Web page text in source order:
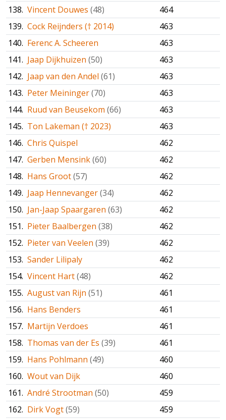
138. Vincent Douwes (48)
464
139. Cock Reijnders († 2014)
463
140. Ferenc A. Scheeren
463
141. Jaap Dijkhuizen (50)
463
142. Jaap van den Andel (61)
463
143. Peter Meininger(70)
463
144. Ruud van Beusekom (66)
463
145. Ton Lakeman († 2023)
463
146. Chris Quispel
462
147. Gerben Mensink(60)
462
148. Hans Groot(57)
462
149. Jaap Hennevanger(34)
462
150. Jan-Jaap Spaargaren (63)
462
151. Pieter Baalbergen (38)
462
152. Pieter van Veelen (39)
462
153. Sander Lilipaly
462
154. Vincent Hart(48)
462
155. August van Rijn (51)
461
156. Hans Benders
461
157. Martijn Verdoes
461
158. Thomas van der Es (39)
461
159. Hans Pohlmann (49)
460
160. Wout van Dijk
460
161. André Strootman (50)
459
162. Dirk Vogt(59)
459